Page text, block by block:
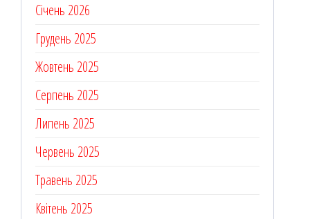
Січень 2026
Грудень 2025
Жовтень 2025
Серпень 2025
Липень 2025
Червень 2025
Травень 2025
Квітень 2025